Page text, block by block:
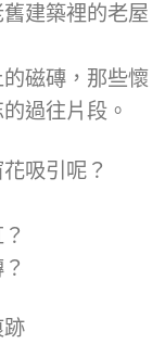
建築裡的老屋
磁磚，那些懷
過往片段。
吸引呢？